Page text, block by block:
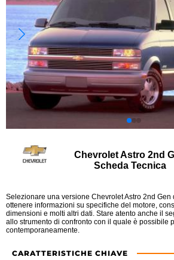
Chevrolet Astro 2nd
Scheda Tecnica
Selezionare una versione Chevrolet Astro 2nd
ottenere informazioni su specifiche del motore,
dimensioni e molti altri dati. Stare atento anche il
allo strumento di confronto con il quale è possibile
contemporaneamente.
CARATTERISTICHE CHIAVE